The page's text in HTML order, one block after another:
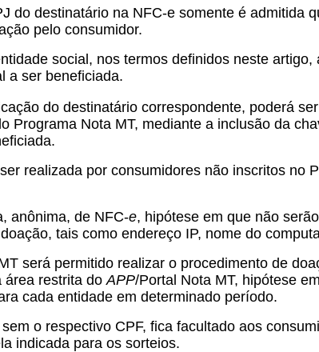
do destinatário na NFC-e somente é admitida
pelo consumidor.
social, nos termos definidos neste
a ser beneficiada.
do destinatário correspondente, poderá
Programa Nota MT, mediante a inclusão da
realizada por consumidores não inscritos no
anônima, de NFC-e, hipótese em que não
tais como endereço IP, nome do
será permitido realizar o procedimento de
área restrita doAPP/Portal Nota MT, hipótese
cada entidade em determinado período.
o respectivo CPF, fica facultado aos
indicada para os sorteios.